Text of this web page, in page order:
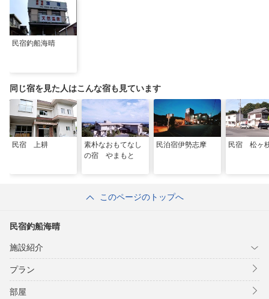
民宿釣船海晴
同じ宿を見た人はこんな宿も見ています
民宿 上耕
素朴なおもてなし
の宿 やまもと
民泊宿伊勢志摩 民宿 松ヶ
このページのトップへ
民宿釣船海晴
施設紹介
プラン
部屋